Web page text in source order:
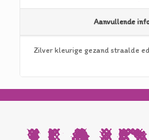
Aanvullende
Zilver kleurige gezand straalde